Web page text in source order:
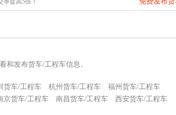
和发布货车/工程车信息。
货车/工程车 杭州货车/工程车
福州货车/工程车
京货车/工程车 南昌货车/工程车
西安货车/工程车